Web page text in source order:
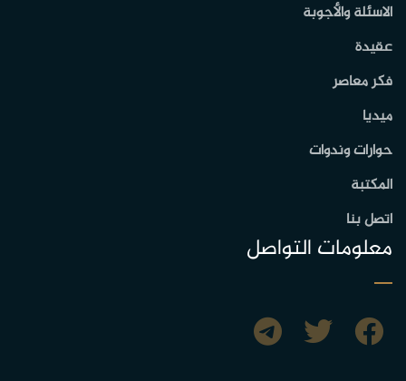
الاسئلة والأجوبة
عقيدة
فكر معاصر
ميديا
حوارات وندوات
المكتبة
اتصل بنا
معلومات التواصل